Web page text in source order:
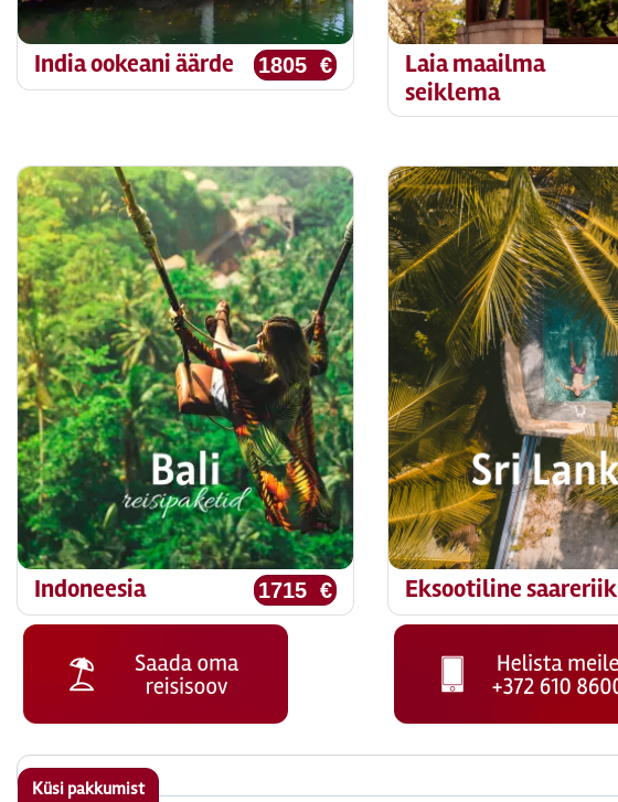
1805 €
India ookeani äärde
Laia maailma
seiklema
1715 €
Indoneesia Eksootiline saareriik
Küsi pakkumist